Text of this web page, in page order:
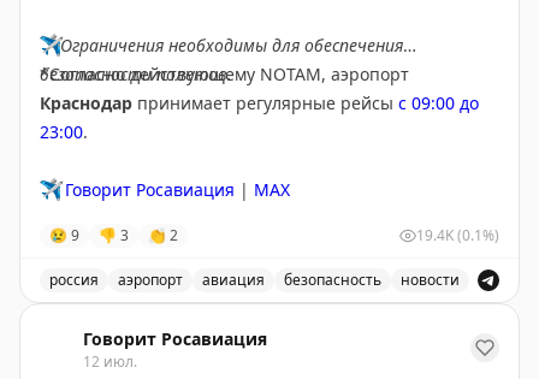
✈️Ограничения необходимы для обеспечения
безопасности полетов.
*Согласно действующему NOTAM, аэропорт
Краснодар принимает регулярные рейсы с 09:00 до
23:00.
✈️ Говорит Росавиация | MAX
😢 9 👎 3 👏 2 19.4K(0.1%)
россия аэропорт авиация безопасность новости
Говорит Росавиация
12 июл.